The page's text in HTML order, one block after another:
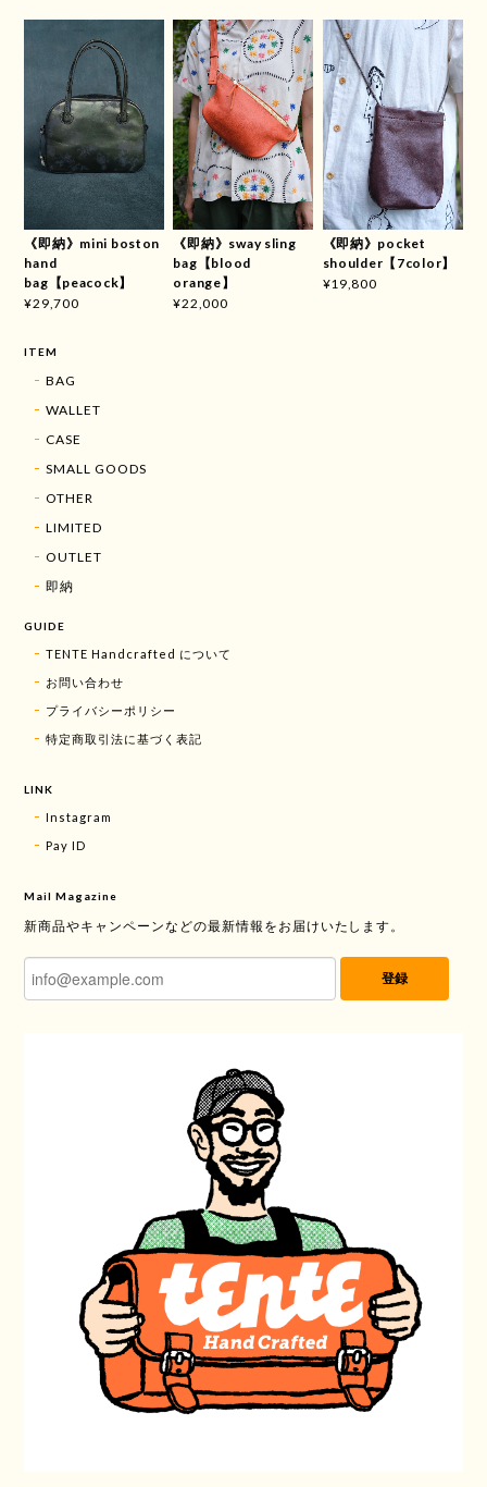
《即納》mini boston
hand
bag【peacock】
¥29,700
《即納》sway sling
bag【blood
orange】
¥22,000
《即納》pocket
shoulder【7color】
¥19,800
ITEM
BAG
WALLET
CASE
SMALL GOODS
OTHER
LIMITED
OUTLET
即納
GUIDE
TENTE Handcrafted について
お問い合わせ
プライバシーポリシー
特定商取引法に基づく表記
LINK
Instagram
Pay ID
Mail Magazine
新商品やキャンペーンなどの最新情報をお届けいたします。
登録